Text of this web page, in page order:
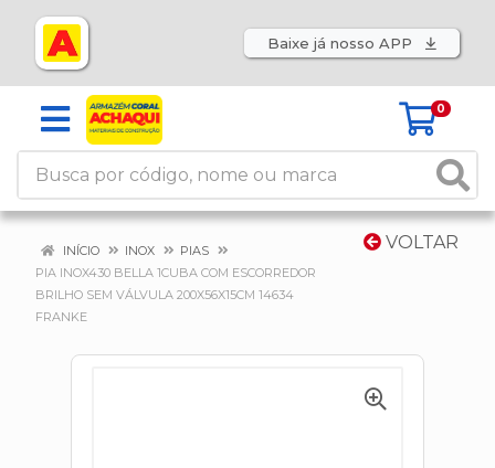
Baixe já nosso APP
0
VOLTAR
INÍCIO INOX
PIAS
PIA INOX430 BELLA 1CUBA COM ESCORREDOR
BRILHO SEM VÁLVULA 200X56X15CM 14634
FRANKE